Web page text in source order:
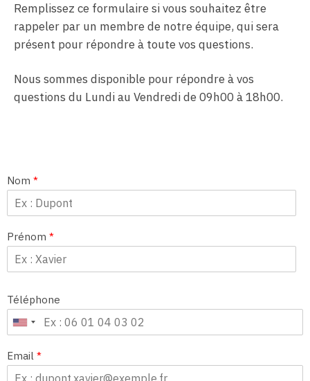
Remplissez ce formulaire si vous souhaitez être
rappeler par un membre de notre équipe, qui sera
présent pour répondre à toute vos questions.
Nous sommes disponible pour répondre à vos
questions du Lundi au Vendredi de 09h00 à 18h00.
Nom *
Prénom *
Téléphone
Email *